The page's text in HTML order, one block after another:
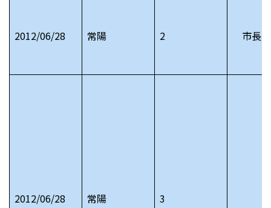
2012/06/28 常陽 2 市長
2012/06/28 常陽 3